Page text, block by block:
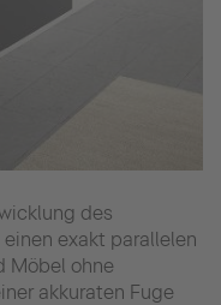
des
exakt parallelen
Möbel ohne
akkuraten Fuge